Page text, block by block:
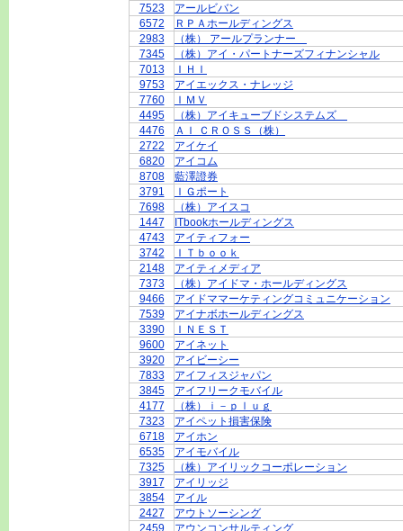
7523
アールビバン
6572
ＲＰＡホールディングス
2983
（株） アールプランナー
7345
（株）アイ・パートナーズフィナンシャル
7013
ＩＨＩ
9753
アイエックス・ナレッジ
7760
ＩＭＶ
4495
（株）アイキューブドシステムズ
4476
ＡＩ ＣＲＯＳＳ（株）
2722
アイケイ
6820
アイコム
8708
藍澤證券
3791
ＩＧポート
7698
（株）アイスコ
1447
ITbookホールディングス
4743
アイティフォー
3742
ＩＴｂｏｏｋ
2148
アイティメディア
7373
（株）アイドマ・ホールディングス
9466
アイドママーケティングコミュニケーション
7539
アイナボホールディングス
3390
ＩＮＥＳＴ
9600
アイネット
3920
アイビーシー
7833
アイフィスジャパン
3845
アイフリークモバイル
4177
（株）ｉ－ｐｌｕｇ
7323
アイペット損害保険
6718
アイホン
6535
アイモバイル
7325
（株）アイリックコーポレーション
3917
アイリッジ
3854
アイル
2427
アウトソーシング
2459
アウンコンサルティング